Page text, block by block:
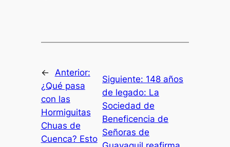
←
Anterior:
¿Qué pasa
con las
Hormiguitas
Chuas de
Cuenca? Esto
Siguiente: 148 años
de legado: La
Sociedad de
Beneficencia de
Señoras de